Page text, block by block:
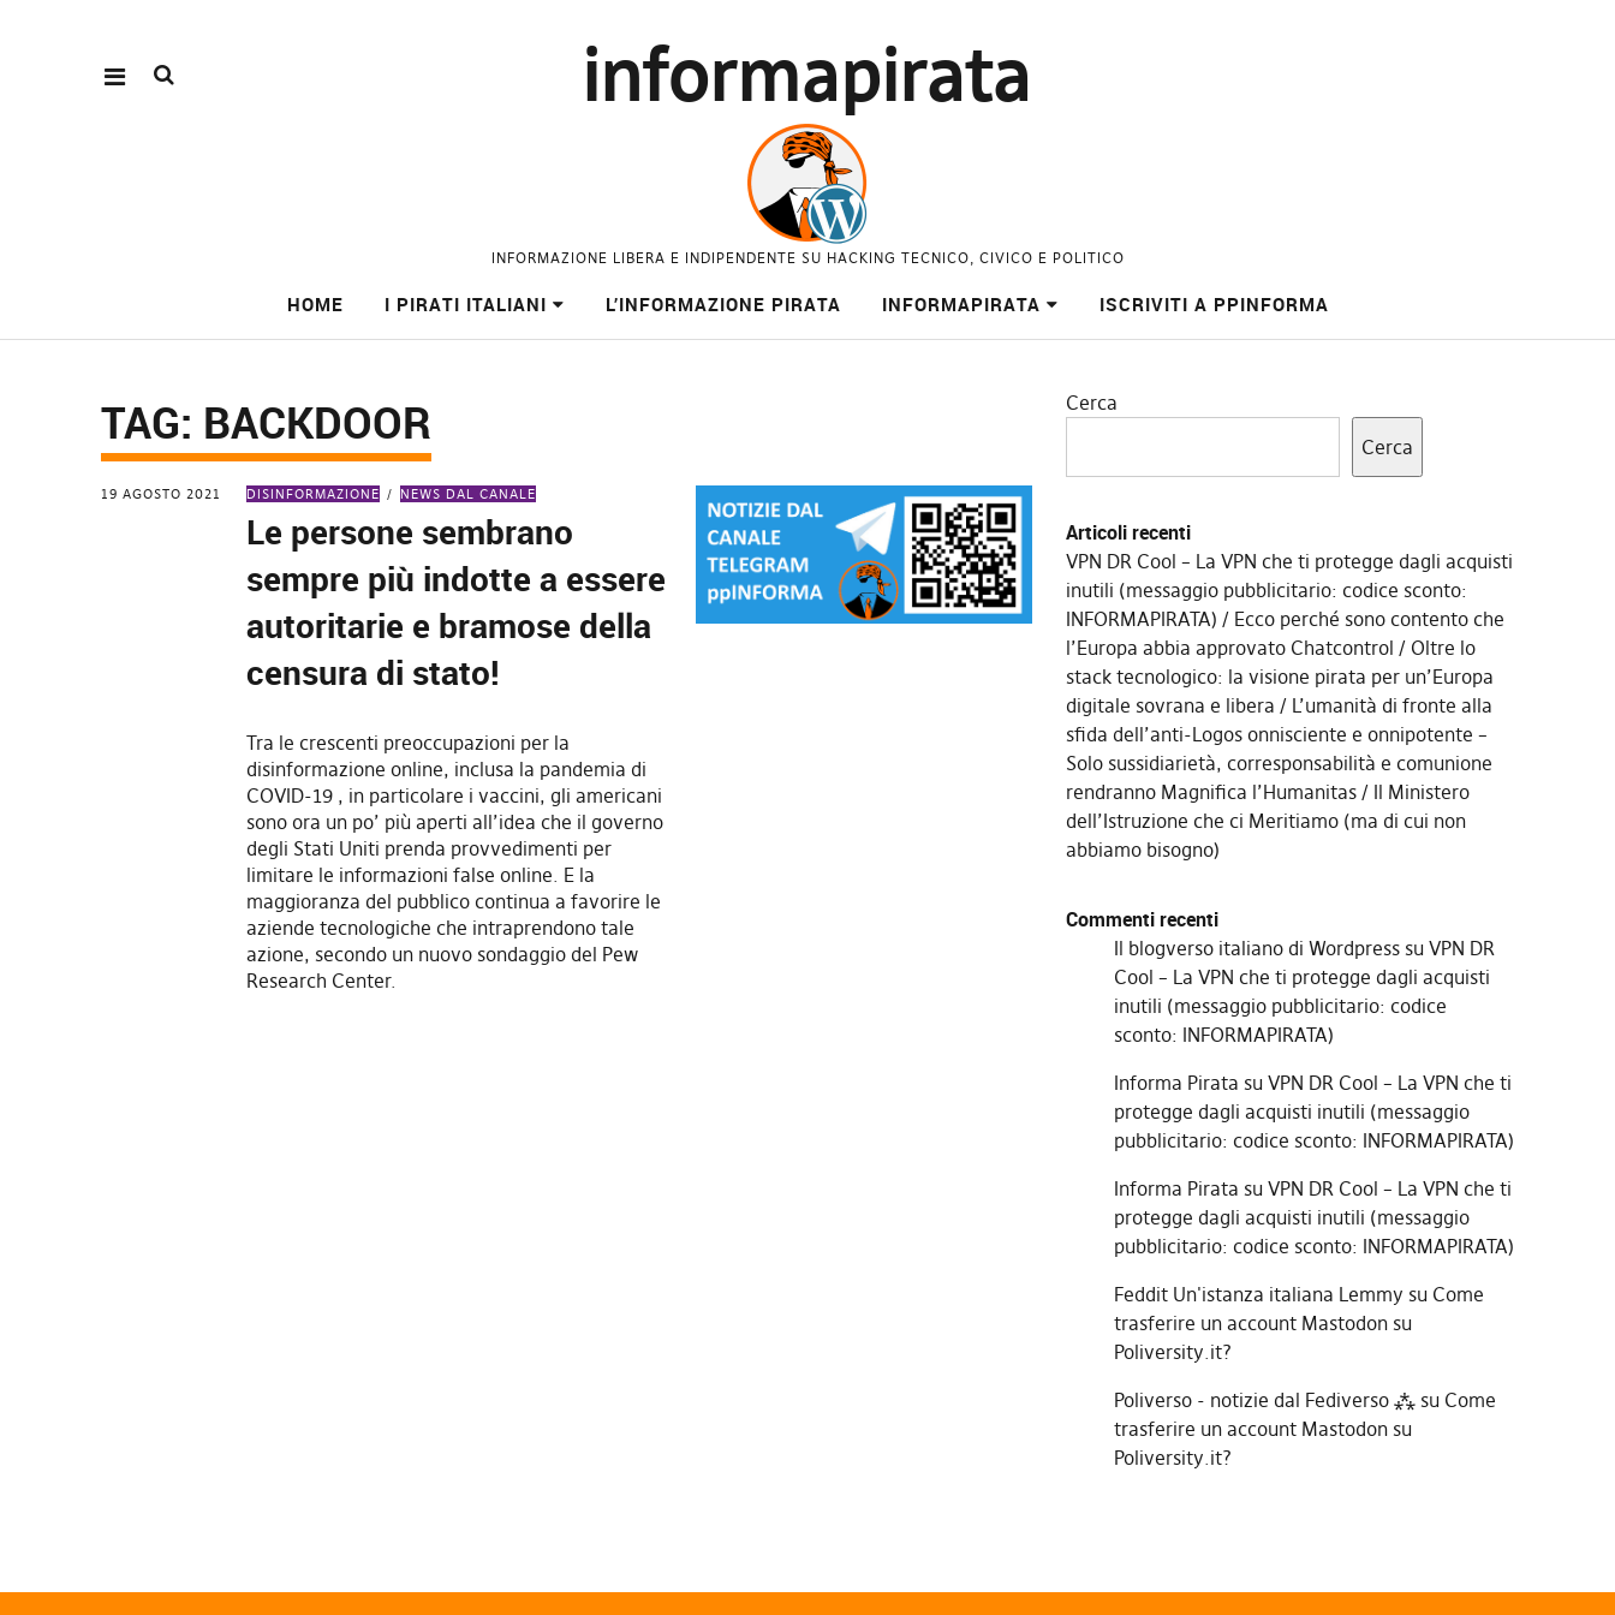
informapirata
INFORMAZIONE LIBERA E INDIPENDENTE SU HACKING TECNICO, CIVICO E POLITICO
HOME I PIRATI ITALIANI L’INFORMAZIONE PIRATA INFORMAPIRATA ISCRIVITI A PPINFORMA
TAG: BACKDOOR
19 AGOSTO 2021 DISINFORMAZIONE NEWS DAL CANALE
Le persone sembrano
sempre più indotte a essere
autoritarie e bramose della
censura di stato!
Tra le crescenti preoccupazioni per la
disinformazione online, inclusa la pandemia di
COVID-19 , in particolare i vaccini, gli americani
sono ora un po’ più aperti all’idea che il governo
degli Stati Uniti prenda provvedimenti per
limitare le informazioni false online. E la
maggioranza del pubblico continua a favorire le
aziende tecnologiche che intraprendono tale
azione, secondo un nuovo sondaggio del Pew
Research Center.
Cerca
Cerca
Articoli recenti
VPN DR Cool – La VPN che ti protegge dagli acquisti
inutili (messaggio pubblicitario: codice sconto:
INFORMAPIRATA)
Ecco perché sono contento che
l’Europa abbia approvato Chatcontrol
Oltre lo
stack tecnologico: la visione pirata per un’Europa
digitale sovrana e libera
L’umanità di fronte alla
sfida dell’anti-Logos onnisciente e onnipotente –
Solo sussidiarietà, corresponsabilità e comunione
rendranno Magnifica l’Humanitas
Il Ministero
dell’Istruzione che ci Meritiamo (ma di cui non
abbiamo bisogno)
Commenti recenti
Il blogverso italiano di Wordpresssu VPN DR
Cool – La VPN che ti protegge dagli acquisti
inutili (messaggio pubblicitario: codice
sconto: INFORMAPIRATA)
Informa Pirata su VPN DR Cool – La VPN che ti
protegge dagli acquisti inutili (messaggio
pubblicitario: codice sconto: INFORMAPIRATA)
Informa Pirata su VPN DR Cool – La VPN che ti
protegge dagli acquisti inutili (messaggio
pubblicitario: codice sconto: INFORMAPIRATA)
Feddit Un'istanza italiana Lemmy su Come
trasferire un account Mastodon su
Poliversity.it?
Poliverso - notizie dal Fediverso ⁂su Come
trasferire un account Mastodon su
Poliversity.it?